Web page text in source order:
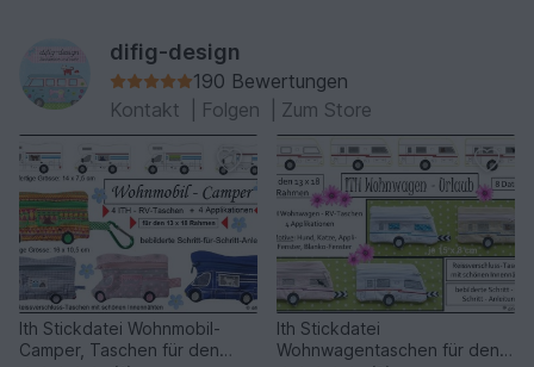
difig-design
190 Bewertungen
Kontakt
Folgen Zum Store
Ith Stickdatei Wohnmobil-
Camper, Taschen für den
Ith Stickdatei
Wohnwagentaschen für den